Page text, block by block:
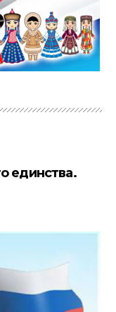
единства.